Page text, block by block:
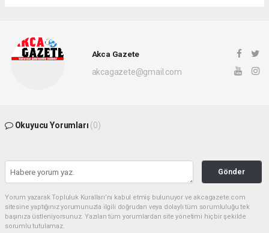
Akca Gazete
akcagazete@gmail.com
Okuyucu Yorumları (0)
Gönder
Yorum yazarak Topluluk Kuralları’nı kabul etmiş bulunuyor ve akcagazete.com
sitesine yaptığınız yorumunuzla ilgili doğrudan veya dolaylı tüm sorumluluğu tek
başınıza üstleniyorsunuz. Yazılan tüm yorumlardan site yönetimi hiçbir şekilde
sorumlu tutulamaz.